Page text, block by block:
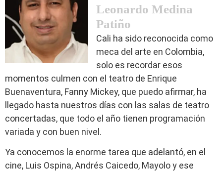
Leonardo Medina
Patiño
Cali ha sido reconocida como
meca del arte en Colombia,
solo es recordar esos
momentos culmen con el teatro de Enrique
Buenaventura, Fanny Mickey, que puedo afirmar, ha
llegado hasta nuestros días con las salas de teatro
concertadas, que todo el año tienen programación
variada y con buen nivel.
Ya conocemos la enorme tarea que adelantó, en el
cine, Luis Ospina, Andrés Caicedo, Mayolo y ese